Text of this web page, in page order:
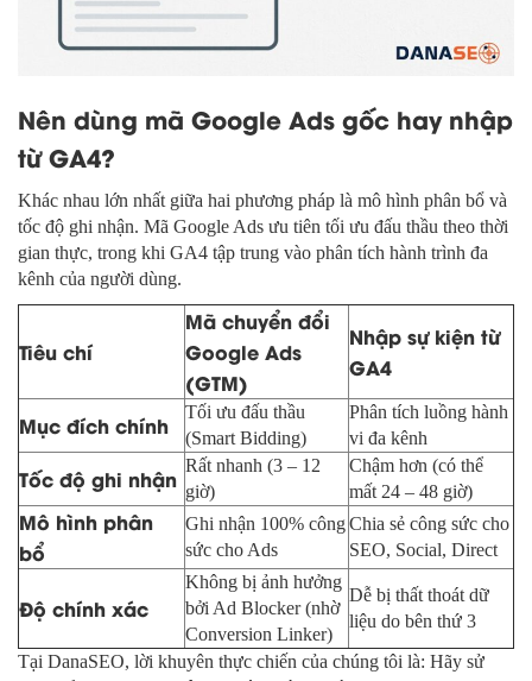
Nên dùng mã Google Ads gốc hay nhập
từ GA4?
Khác nhau lớn nhất giữa hai phương pháp là mô hình phân bổ và
tốc độ ghi nhận. Mã Google Ads ưu tiên tối ưu đấu thầu theo thời
gian thực, trong khi GA4 tập trung vào phân tích hành trình đa
kênh của người dùng.
Tiêu chí
Mã chuyển đổi
Google Ads
(GTM)
Nhập sự kiện từ
GA4
Mục đích chính
Tối ưu đấu thầu
(Smart Bidding)
Phân tích luồng hành
vi đa kênh
Tốc độ ghi nhận Rất nhanh (3 – 12
giờ)
Chậm hơn (có thể
mất 24 – 48 giờ)
Mô hình phân
bổ
Ghi nhận 100% công
sức cho Ads
Chia sẻ công sức cho
SEO, Social, Direct
Độ chính xác
Không bị ảnh hưởng
bởi Ad Blocker (nhờ
Conversion Linker)
Dễ bị thất thoát dữ
liệu do bên thứ 3
Tại DanaSEO, lời khuyên thực chiến của chúng tôi là: Hãy sử